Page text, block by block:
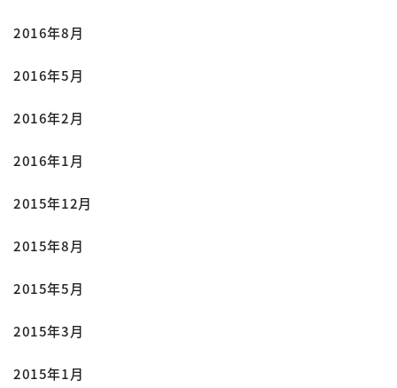
2016年8月
2016年5月
2016年2月
2016年1月
2015年12月
2015年8月
2015年5月
2015年3月
2015年1月